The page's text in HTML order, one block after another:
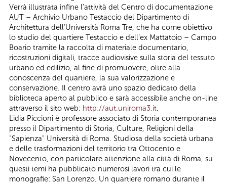
Verrà illustrata infine l’attività del Centro di documentazione
AUT – Archivio Urbano Testaccio del Dipartimento di
Architettura dell’Università Roma Tre, che ha come obiettivo
lo studio del quartiere Testaccio e dell’ex Mattatoio – Campo
Boario tramite la raccolta di materiale documentario,
ricostruzioni digitali, tracce audiovisive sulla storia del tessuto
urbano ed edilizio, al fine di promuovere, oltre alla
conoscenza del quartiere, la sua valorizzazione e
conservazione. Il centro avrà uno spazio dedicato della
biblioteca aperto al pubblico e sarà accessibile anche on-line
attraverso il sito web: http://aut.uniroma3.it.
Lidia Piccioni è professore associato di Storia contemporanea
presso il Dipartimento di Storia, Culture, Religioni della
"Sapienza" Università di Roma. Studiosa della società urbana
e delle trasformazioni del territorio tra Ottocento e
Novecento, con particolare attenzione alla città di Roma, su
questi temi ha pubblicato numerosi lavori tra cui le
monografie: San Lorenzo. Un quartiere romano durante il